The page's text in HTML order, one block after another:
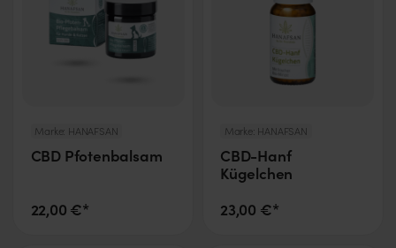
Marke: HANAFSAN
CBD Pfotenbalsam
22,00 €*
Marke: HANAFSAN
CBD-Hanf
Kügelchen
23,00 €*